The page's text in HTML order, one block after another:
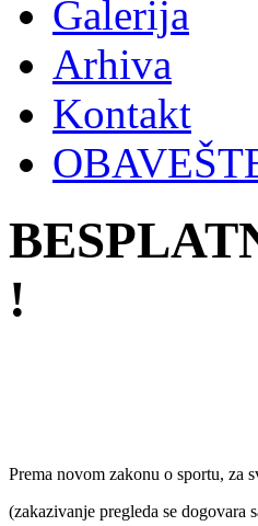
Galerija
Arhiva
Kontakt
!
Prema novom zakonu o sportu, za
(zakazivanje pregleda se dogovara